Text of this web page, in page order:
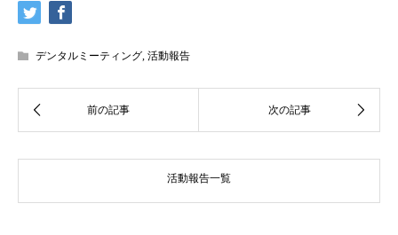
デンタルミーティング 活動報告
活動報告一覧